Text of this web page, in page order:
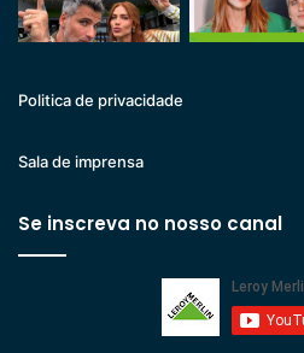
Politica de privacidade
Sala de imprensa
Se inscreva no nosso canal